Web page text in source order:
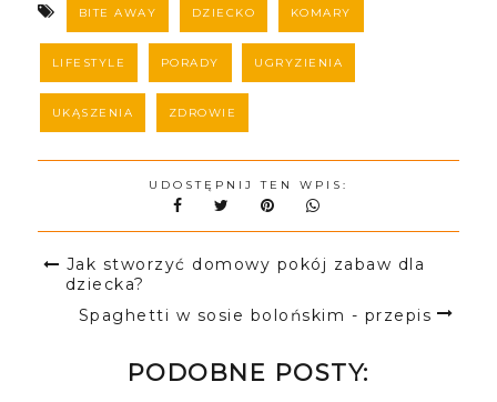
Jestem zachwycona i polecam Wam
to urządzenie w 100%. Możecie
zamówić go na stronie:
ulgawukaszeniach.pl
urządzeniu? Stosujecie takie
produkty czy wolicie klasyczne żele
na takie problemy?
BITE AWAY
UKĄSZENIA ZDROWIE